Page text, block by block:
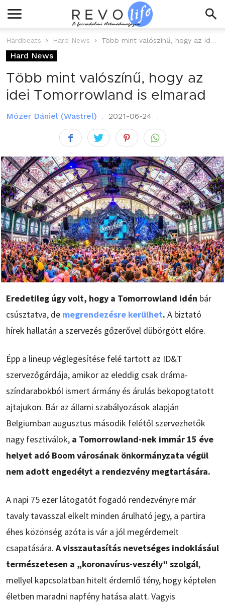
Hardbeats Hard News Több mint valószínű, hogy az idei Tomorrowland is elmarad
Hard News
Több mint valószínű, hogy az
idei Tomorrowland is elmarad
Mózer Dániel (Wastrel) 2021-06-24
Eredetileg úgy volt, hogy a Tomorrowland idén bár
csúsztatva, de megrendezésre kerülhet. A biztató
hírek hallatán a szervezés gőzerővel dübörgött előre.
Épp a lineup véglegesítése felé tartott az ID&T
szervezőgárdája, amikor az eleddig csak dráma-
színdarabokból ismert ármány és árulás bekopogtatott
ajtajukon. Bár az állami szabályozások alapján
Belgiumban augusztus második felétől szervezhetők
nagy fesztiválok, a Tomorrowland-nek immár 15 éve
helyet adó Boom városának önkormányzata végül
nem adott engedélyt a rendezvény megtartására.
A napi 75 ezer látogatót fogadó rendezvényre már
tavaly tavasszal elkelt minden árulható jegy, a partira
éhes közönség azóta is vár a jól megérdemelt
csapatására. A visszautasítás nevetséges indoklásául
természetesen a „koronavírus-veszély” szolgál,
mellyel kapcsolatban hitelt érdemlő tény, hogy képtelen
életben maradni napfény hatása alatt. Vagyis